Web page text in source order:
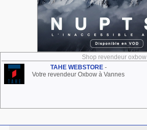
Shop revendeur oxbow
TAHE WEBSTORE-
Votre revendeur Oxbow à Vannes